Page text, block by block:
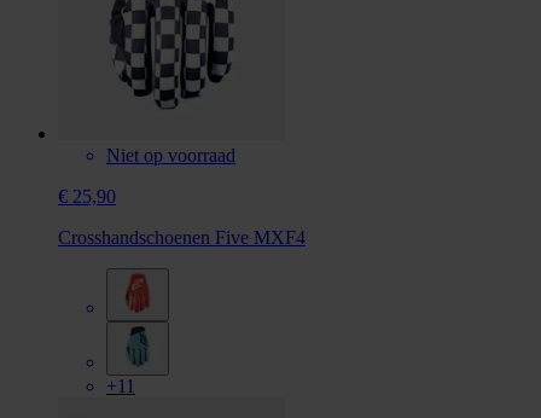
Niet op voorraad
€ 25,90
Crosshandschoenen Five MXF4
+11